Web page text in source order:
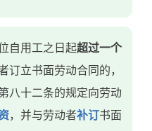
自用工之日起超过一个
订立书面劳动合同的，
八十二条的规定向劳动
，并与劳动者补订书面